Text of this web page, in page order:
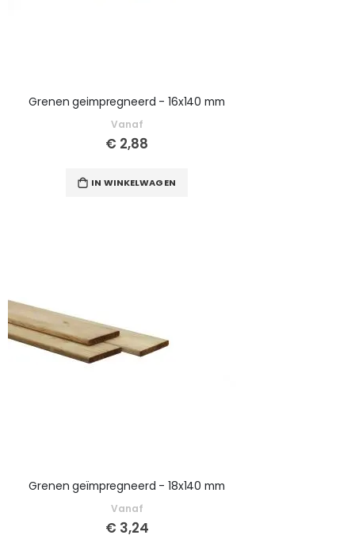
Grenen geimpregneerd - 16x140 mm
Vanaf
€ 2,88
IN WINKELWAGEN
Grenen geïmpregneerd - 18x140 mm
Vanaf
€ 3,24